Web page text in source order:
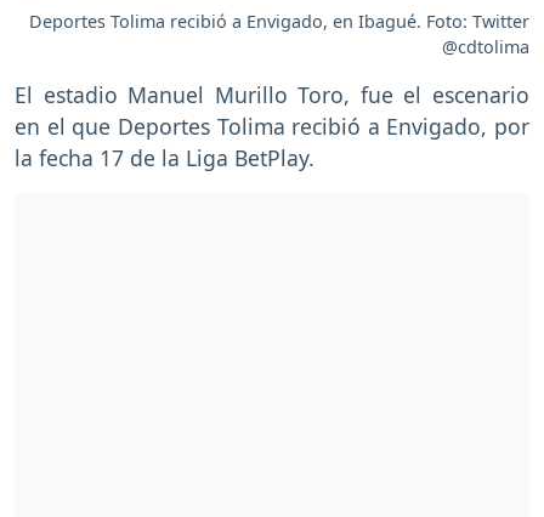
Deportes Tolima recibió a Envigado, en Ibagué. Foto: Twitter
@cdtolima
El estadio Manuel Murillo Toro, fue el escenario
en el que Deportes Tolima recibió a Envigado, por
la fecha 17 de la Liga BetPlay.